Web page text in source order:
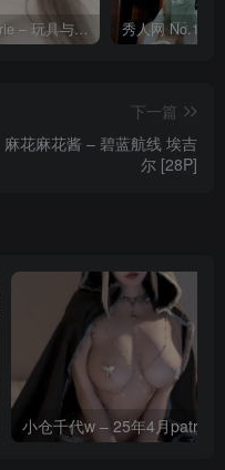
脸红Dearie – 玩具与你 [35P]
下一篇
麻花麻花酱 – 碧蓝航线 埃吉
尔 [28P]